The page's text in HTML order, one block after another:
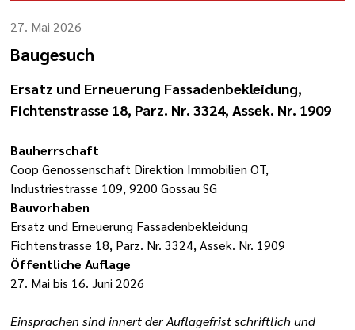
Baugesuch
27. Mai 2026
Ersatz und Erneuerung Fassadenbekleidung,
Fichtenstrasse 18, Parz. Nr. 3324, Assek. Nr. 1909
Bauherrschaft
Coop Genossenschaft Direktion Immobilien OT,
Industriestrasse 109, 9200 Gossau SG
Bauvorhaben
Ersatz und Erneuerung Fassadenbekleidung
Fichtenstrasse 18, Parz. Nr. 3324, Assek. Nr. 1909
Öffentliche Auflage
27. Mai bis 16. Juni 2026
Einsprachen sind innert der Auflagefrist schriftlich und